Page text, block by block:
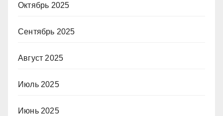
Октябрь 2025
Сентябрь 2025
Август 2025
Июль 2025
Июнь 2025